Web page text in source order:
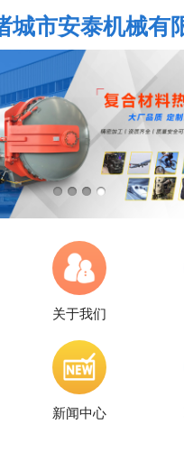
城市安泰机械有
关于我们
新闻中心